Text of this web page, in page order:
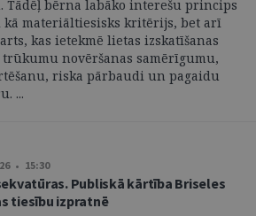
Tādēļ bērna labāko interešu princips
kā materiāltiesisks kritērijs, bet arī
kas ietekmē lietas izskatīšanas
novēršanas samērīgumu,
riska pārbaudi un pagaidu
...
• 15:30
Publiskā kārtība Briseles
tiesību izpratnē